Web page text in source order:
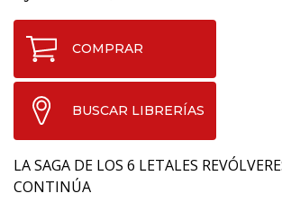
COMPRAR
BUSCAR LIBRERÍAS
LA SAGA DE LOS 6 LETALES
CONTINÚA